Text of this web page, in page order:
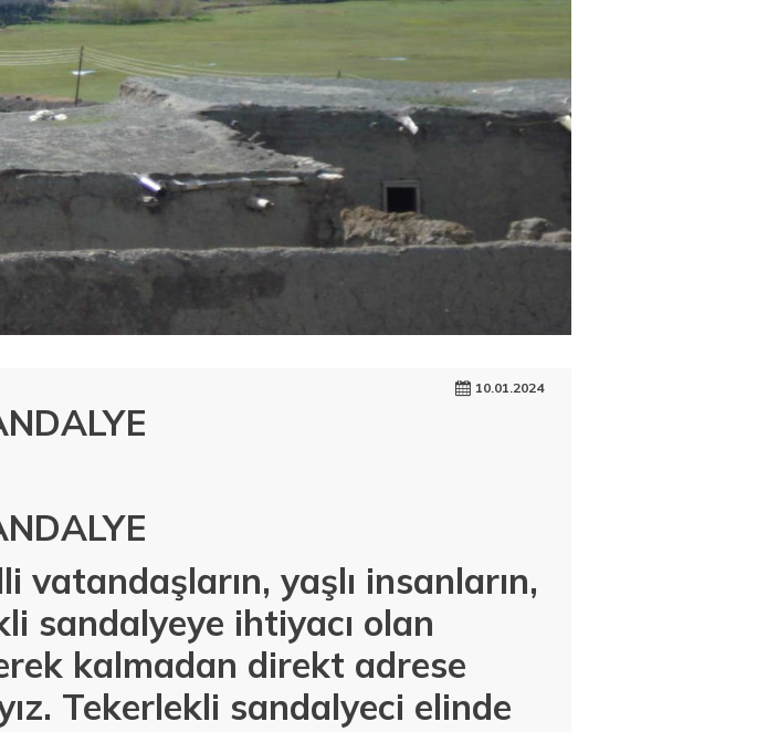
10.01.2024
yaşlı insanların,
sandalyeye ihtiyacı olan
kalmadan direkt adrese
Tekerlekli sandalyeci elinde